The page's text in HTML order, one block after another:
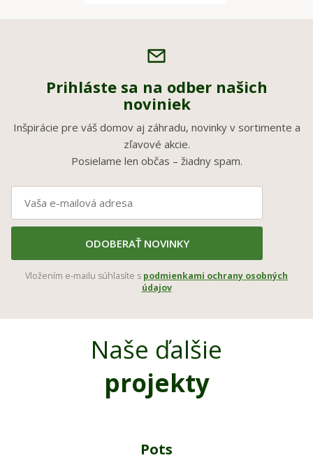
Prihláste sa na odber našich
noviniek
Inšpirácie pre váš domov aj záhradu, novinky v sortimente a
zľavové akcie.
Posielame len občas – žiadny spam.
ODOBERAŤ NOVINKY
Vložením e-mailu súhlasíte s podmienkami ochrany osobných
údajov
Naše ďalšie
projekty
Pots